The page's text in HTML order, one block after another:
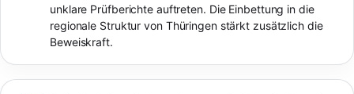
unklare Prüfberichte auftreten. Die Einbettung in die
regionale Struktur von Thüringen stärkt zusätzlich die
Beweiskraft.